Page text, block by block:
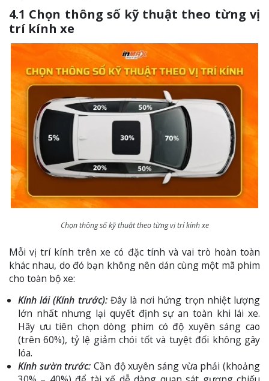
4.1 Chọn thông số kỹ thuật theo từng vị
trí kính xe
Chọn thông số kỹ thuật theo từng vị trí kính xe
Mỗi vị trí kính trên xe có đặc tính và vai trò hoàn toàn
khác nhau, do đó bạn không nên dán cùng một mã phim
cho toàn bộ xe:
Kính lái (Kính trước):Đây là nơi hứng trọn nhiệt lượng
lớn nhất nhưng lại quyết định sự an toàn khi lái xe.
Hãy ưu tiên chọn dòng phim có độ xuyên sáng cao
(trên 60%), tỷ lệ giảm chói tốt và tuyệt đối không gây
lóa.
Kính sườn trước: Cần độ xuyên sáng vừa phải (khoảng